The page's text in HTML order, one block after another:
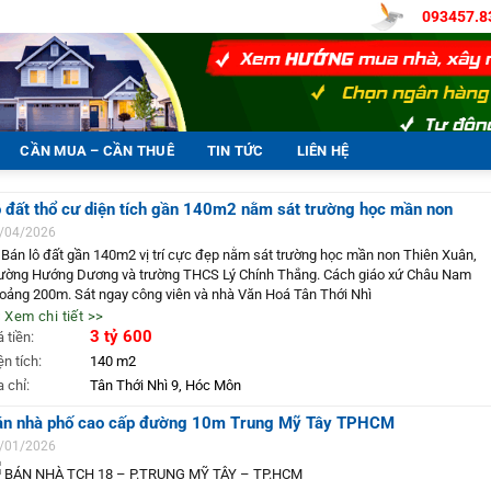
CẦN MUA – CẦN THUÊ TIN TỨC LIÊN HỆ
đất thổ cư diện tích gần 140m2 nằm sát trường học mần non
04/2026
lô đất gần 140m2 vị trí cực đẹp nằm sát trường học mần non Thiên Xuân,
Hướng Dương và trường THCS Lý Chính Thắng. Cách giáo xứ Châu Nam
200m. Sát ngay công viên và nhà Văn Hoá Tân Thới Nhì
tích 5,32m nở hậu 11m x 22m thổ cư gần 110m2, DT đất gần 140 m2
đất 2 mặt tiền trước sau đường 6m thông, cách mặt tiền đường chính 30m.
3 trường học, sát chợ
Giá 3 tỷ 600 bớt lộc
chỉ: Tân Thới Nhì 9, xã Tân Thới Nhì, Hóc Môn
Liên hệ 093457.8383 ccg12900
Xem chi tiết >>
tiền:
3 tỷ 600
tích:
140 m2
chỉ:
Tân Thới Nhì 9, Hóc Môn
nhà phố cao cấp đường 10m Trung Mỹ Tây TPHCM
01/2026
BÁN NHÀ TCH 18 – P.TRUNG MỸ TÂY – TP.HCM